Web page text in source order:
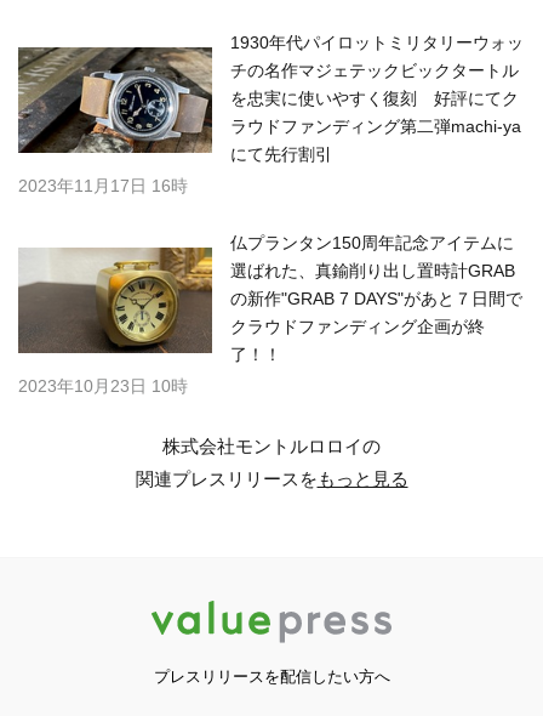
1930年代パイロットミリタリーウォッ
チの名作マジェテックビックタートル
を忠実に使いやすく復刻 好評にてク
ラウドファンディング第二弾machi-ya
にて先行割引
2023年11月17日 16時
仏プランタン150周年記念アイテムに
選ばれた、真鍮削り出し置時計GRAB
の新作"GRAB 7 DAYS"があと７日間で
クラウドファンディング企画が終
了！！
2023年10月23日 10時
株式会社モントルロロイの
関連プレスリリースをもっと見る
プレスリリースを配信したい方へ